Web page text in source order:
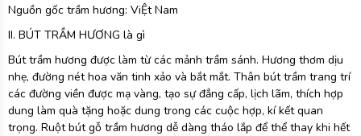
Nguồn gốc trầm hương: ViỆt Nam
II. BÚT TRẦM HƯƠNG là gì
Bút trầm hương được làm từ các mảnh trầm sánh. Hương thơm dịu
nhẹ, đường nét hoa văn tinh xảo và bắt mắt. Thân bút trầm trang trí
các đường viền được mạ vàng, tạo sự đẳng cấp, lịch lãm, thích hợp
dung làm quà tặng hoặc dung trong các cuộc hợp, kí kết quan
trọng. Ruột bút gỗ trầm hương dễ dàng tháo lắp để thể thay khi hết